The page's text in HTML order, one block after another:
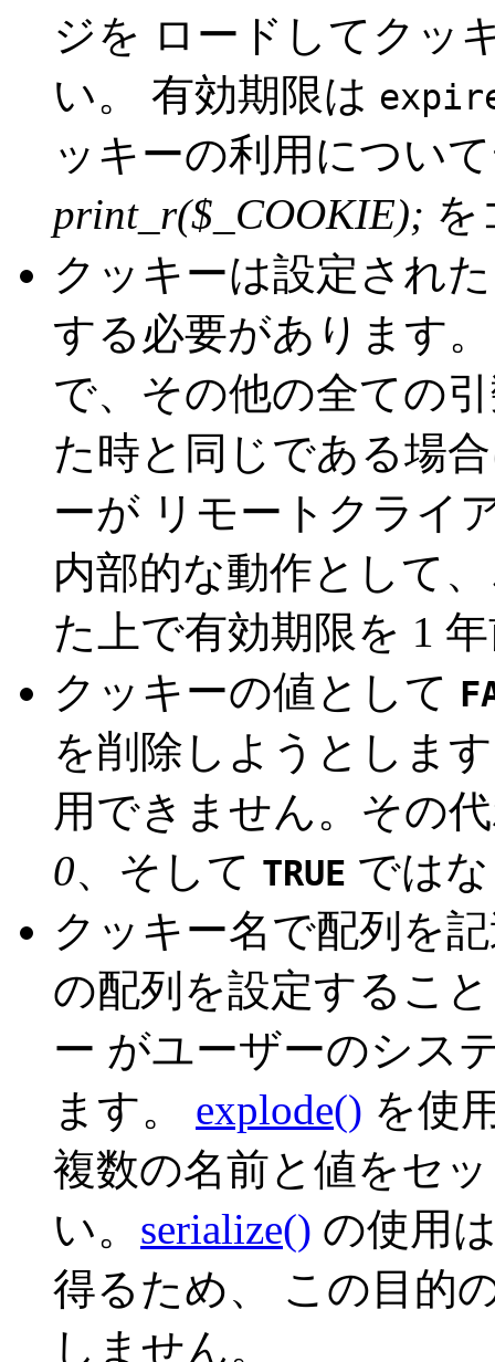
ジを ロードしてクッ
い。 有効期限は
ッキーの利用につい
print_r($_COOKIE); を
クッキーは設定され
する必要があります
で、その他の全ての
た時と同じである場
ーが リモートクライ
内部的な動作として
た上で有効期限を 1
クッキーの値として
を削除しようとしま
用できません。その
0、そして TRUE では
クッキー名で配列を
の配列を設定するこ
ー がユーザーのシス
ます。 explode() を使
複数の名前と値をセ
い。 serialize() の使用
得るため、 この目的
しません。